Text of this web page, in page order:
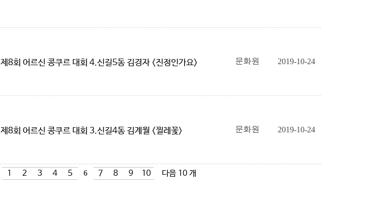
제8회 어르신 콩쿠르 대회 4.신길5동 김경자 <진정인가요> 문화원 2019-10-24
제8회 어르신 콩쿠르 대회 3.신길4동 김계월 <찔레꽃> 문화원 2019-10-24
1 2 3 4 5 6 7 8 9 10 다음 10 개